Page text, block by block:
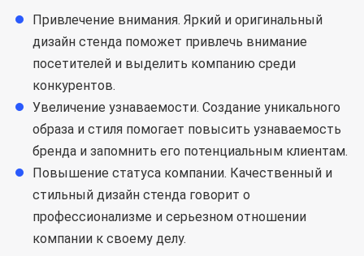
Привлечение внимания. Яркий и оригинальный
дизайн стенда поможет привлечь внимание
посетителей и выделить компанию среди
конкурентов.
Увеличение узнаваемости. Создание уникального
образа и стиля помогает повысить узнаваемость
бренда и запомнить его потенциальным клиентам.
Повышение статуса компании. Качественный и
стильный дизайн стенда говорит о
профессионализме и серьезном отношении
компании к своему делу.